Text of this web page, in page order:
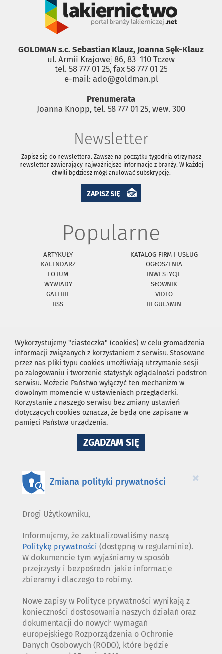
GOLDMAN s.c. Sebastian Klauz, Joanna Sęk-Klauz
ul. Armii Krajowej 86, 83 ­ 110 Tczew
tel. 58 777 01 25, fax 58 777 01 25
e-mail: ado@goldman.pl
Prenumerata
Joanna Knopp, tel. 58 777 01 25, wew. 300
Newsletter
Zapisz się do newslettera. Zawsze na początku tygodnia otrzymasz
newsletter zawierający najważniejsze informacje z branży. W każdej
chwili będziesz mógł anulować subskrypcję.
ZAPISZ SIĘ
Popularne
ARTYKUŁY
KATALOG FIRM I USŁUG
KALENDARZ
OGŁOSZENIA
FORUM
INWESTYCJE
WYWIADY
SŁOWNIK
GALERIE
VIDEO
RSS
REGULAMIN
Wykorzystujemy "ciasteczka" (cookies) w celu gromadzenia
informacji związanych z korzystaniem z serwisu. Stosowane
przez nas pliki typu cookies umożliwiają utrzymanie sesji
po zalogowaniu i tworzenie statystyk oglądalności podstron
serwisu. Możecie Państwo wyłączyć ten mechanizm w
dowolnym momencie w ustawieniach przeglądarki.
Korzystanie z naszego serwisu bez zmiany ustawień
dotyczących cookies oznacza, że będą one zapisane w
pamięci Państwa urządzenia.
ZGADZAM SIĘNA
WYKORZYSTANIE
×
Zmiana polityki prywatności
Drogi Użytkowniku,
Informujemy, że zaktualizowaliśmy naszą
Politykę prywatności (dostępną w regulaminie).
W dokumencie tym wyjaśniamy w sposób
przejrzysty i bezpośredni jakie informacje
zbieramy i dlaczego to robimy.
Nowe zapisy w Polityce prywatności wynikają z
konieczności dostosowania naszych działań oraz
dokumentacji do nowych wymagań
europejskiego Rozporządzenia o Ochronie
Danych Osobowych (RODO), które będzie